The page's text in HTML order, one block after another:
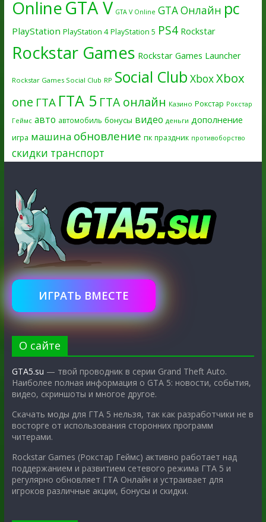
OnlineGTA V GTA V Online GTA Онлайн pc
PlayStation PlayStation 4 PlayStation 5 PS4 Rockstar
Rockstar Games Rockstar Games Launcher
Rockstar Games Social Club RP Social Club XboxXbox
one ГТА ГТА 5 ГТА онлайн Казино Рокстар Рокстар
Геймс авто автомобиль бонусы видео деньги дополнение
игра машина обновление пк праздник противоборство
скидки транспорт
ИГРАТЬ ВМЕСТЕ
О сайте
GTA5.su — твой проводник в серии Grand Theft Auto.
Наиболее полная информация о GTA 5: новости, события,
видео, скриншоты и многое другое.
Скачать моды для ГТА 5 нельзя, так как разработчики не в
восторге от использования сторонних программ
читерами.
Rockstar Games (Рокстар Геймс) активно работает над
поддержанием и развитием сетевого режима ГТА 5 и
регулярно обновляет ГТА Онлайн и устраивает для
игроков различные акции, бонусы и скидки.